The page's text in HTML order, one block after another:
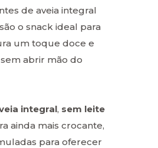
de aveia integral
são o snack ideal para
um toque doce e
abrir mão do
integral, sem leite
ainda mais crocante,
para oferecer